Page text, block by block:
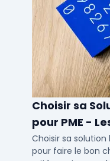
Choisir sa
pour PME -
Choisir sa solution
pour faire le bon